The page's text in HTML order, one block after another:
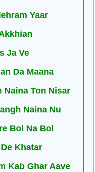
Yaar
Ja Ve
Da Maana
Naina Ton Nisar
Naina Nu
Bol Na Bol
Khatar
Kab Ghar Aave